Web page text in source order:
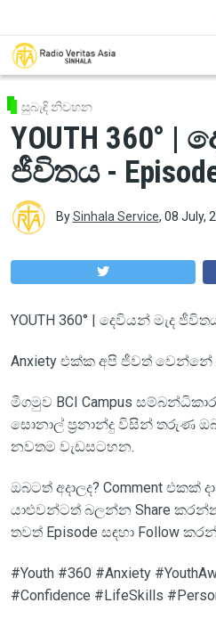
සුබැඳි නිවහන
YOUTH 360° |
ජීවිතය -
BySinhala Service, 08 July,
YOUTH 360° | දෙවියන් මැද
Anxiety එක්ක අපි ජීවත්
මීගමුව BCI Campus
සොනාල් ප්‍රනාන්දු විසින් තරුණ
නවතම වැඩසටහන.
ඔබටත් අදාලද? Comment එකක්
යාළුවන්ටත් බලන්න Share
තවත් Episode සඳහා Follow
#Youth #360 #Anxiety
#Confidence #LifeSkills